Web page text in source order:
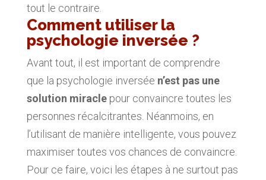
tout le contraire.
Comment utiliser la
psychologie inversée ?
Avant tout, il est important de comprendre
que la psychologie inversée n’est pas une
solution miraclepour convaincre toutes les
personnes récalcitrantes. Néanmoins, en
l’utilisant de manière intelligente, vous pouvez
maximiser toutes vos chances de convaincre.
Pour ce faire, voici les étapes à ne surtout pas